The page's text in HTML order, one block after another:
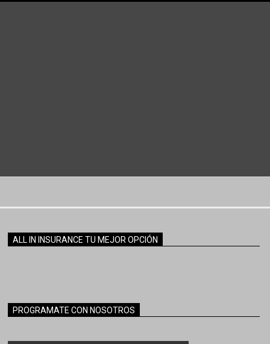
ALL IN INSURANCE TU MEJOR OPCIÓN
PROGRAMATE CON NOSOTROS